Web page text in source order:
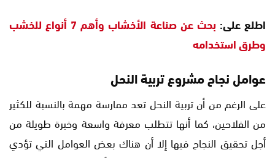
اطلع على:
بحث عن صناعة الأخشاب وأهم 7 أنواع للخشب
وطرق استخدامه
عوامل نجاح مشروع تربية النحل
على الرغم من أن تربية النحل تعد ممارسة مهمة بالنسبة للكثير
من الفلاحين، كما أنها تتطلب معرفة واسعة وخبرة طويلة من
أجل تحقيق النجاح فيها إلا أن هناك بعض العوامل التي تؤدي